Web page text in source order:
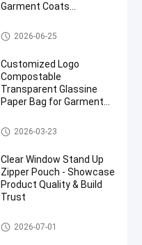
Garment Coats
Clothing Packaging Bag
Kantong Kertas Kaca
2026-06-25
Customized Logo
Compostable
Transparent Glassine
Paper Bag for Garment
Kantong Kertas Kaca
2026-03-23
Clear Window Stand Up
Zipper Pouch - Showcase
Product Quality & Build
Trust
tas kemasan makanan
2026-07-01